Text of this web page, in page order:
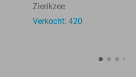
Zierikzee
Verkocht: 420